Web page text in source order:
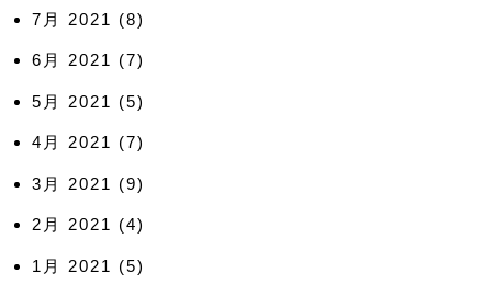
7月 2021 (8)
6月 2021 (7)
5月 2021 (5)
4月 2021 (7)
3月 2021 (9)
2月 2021 (4)
1月 2021 (5)